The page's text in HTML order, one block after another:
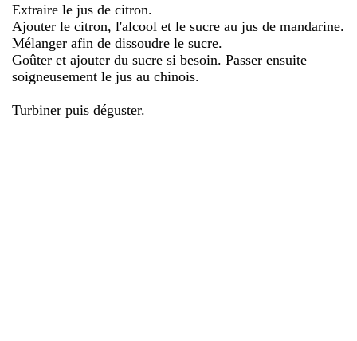
Extraire le jus de citron.
Ajouter le citron, l'alcool et le sucre au jus de mandarine.
Mélanger afin de dissoudre le sucre.
Goûter et ajouter du sucre si besoin. Passer ensuite
soigneusement le jus au chinois.
Turbiner puis déguster.